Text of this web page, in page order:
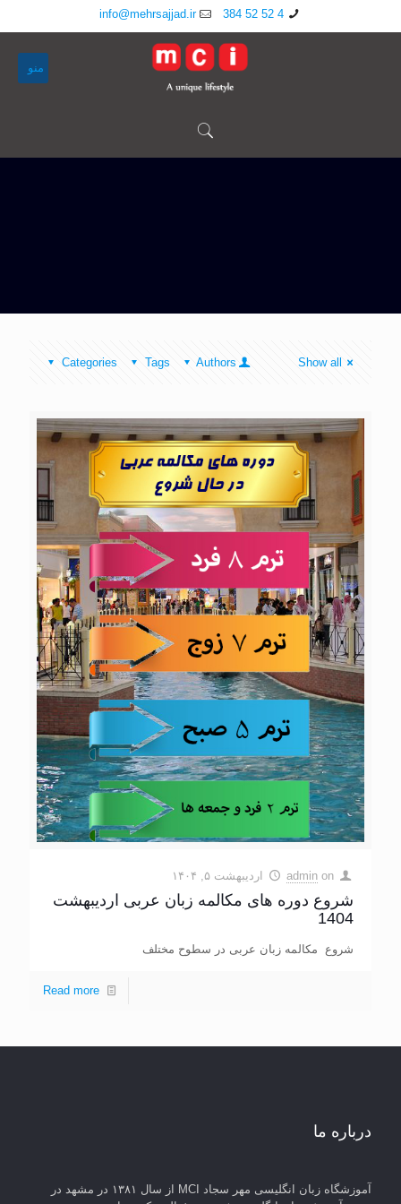
4 52 52 384
info@mehrsajjad.ir
منو
Categories Tags Authors Show all
admin on اردیبهشت ۵, ۱۴۰۴
شروع دوره های مکالمه زبان عربی اردیبهشت
1404
شروع مکالمه زبان عربی در سطوح مختلف
Read more
درباره ما
آموزشگاه زبان انگلیسی مهر سجاد MCI از سال ۱۳۸۱ در مشهد در